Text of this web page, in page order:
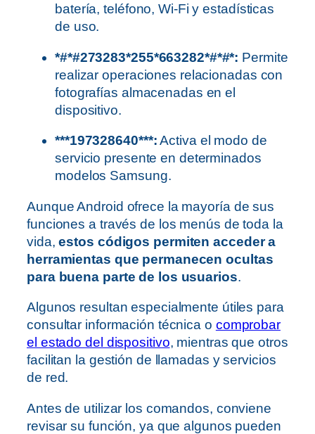
batería, teléfono, Wi-Fi y estadísticas
de uso.
*#*#273283*255*663282*#*#*: Permite
realizar operaciones relacionadas con
fotografías almacenadas en el
dispositivo.
***197328640***:Activa el modo de
servicio presente en determinados
modelos Samsung.
Aunque Android ofrece la mayoría de sus
funciones a través de los menús de toda la
vida,estos códigos permiten acceder a
herramientas que permanecen ocultas
para buena parte de los usuarios.
Algunos resultan especialmente útiles para
consultar información técnica o comprobar
el estado del dispositivo, mientras que otros
facilitan la gestión de llamadas y servicios
de red.
Antes de utilizar los comandos, conviene
revisar su función, ya que algunos pueden